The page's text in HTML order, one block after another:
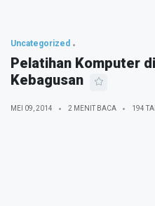
Uncategorized
Pelatihan Komputer
Kebagusan
MEI 09, 2014 2 MENIT BACA 194